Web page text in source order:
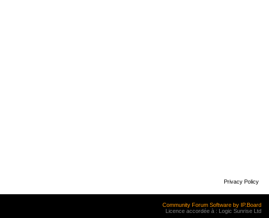
Privacy Policy
Community Forum Software by IP.Board
Licence accordée à : Logic Sunrise Ltd